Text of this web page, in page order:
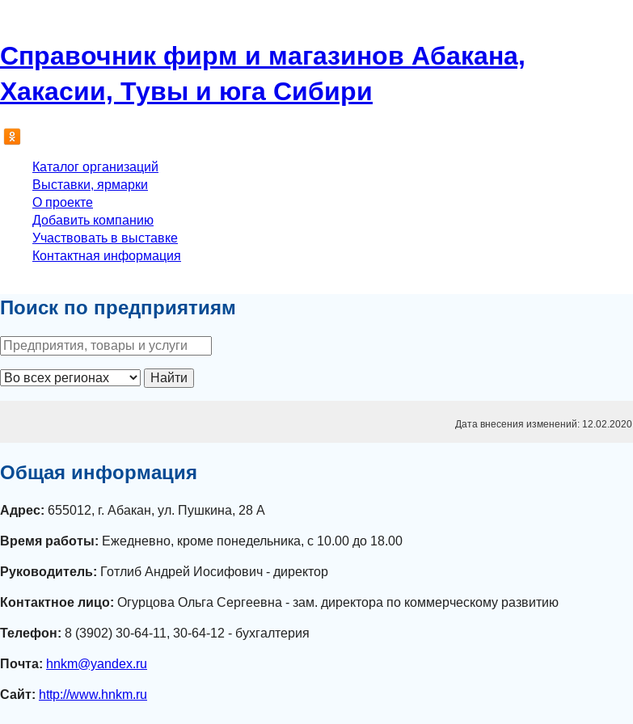
Справочник фирм и магазинов Абакана,
Хакасии, Тувы и юга Сибири
Каталог организаций
Выставки, ярмарки
О проекте
Добавить компанию
Участвовать в выставке
Контактная информация
Поиск по предприятиям
Найти
Дата внесения изменений: 12.02.2020
Общая информация
Адрес: 655012, г. Абакан, ул. Пушкина, 28 А
Время работы: Ежедневно, кроме понедельника, с 10.00 до 18.00
Руководитель: Готлиб Андрей Иосифович - директор
Контактное лицо: Огурцова Ольга Сергеевна - зам. директора по коммерческому развитию
Телефон: 8 (3902) 30-64-11, 30-64-12 - бухгалтерия
Почта: hnkm@yandex.ru
Сайт: http://www.hnkm.ru